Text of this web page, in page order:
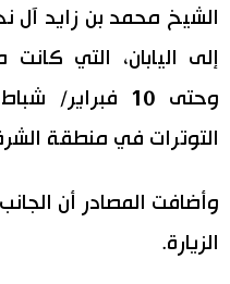
الأقسام
صور
أشخاص
تجارب وآراء
الأكثر تفاعلا
اللغة اليابانية
موسوعة اليابان
الشيخ محمد بن زايد آل
إلى اليابان، التي
وحتى 10
التوترات في منطقة
وأضافت المصادر أن
الزيارة.